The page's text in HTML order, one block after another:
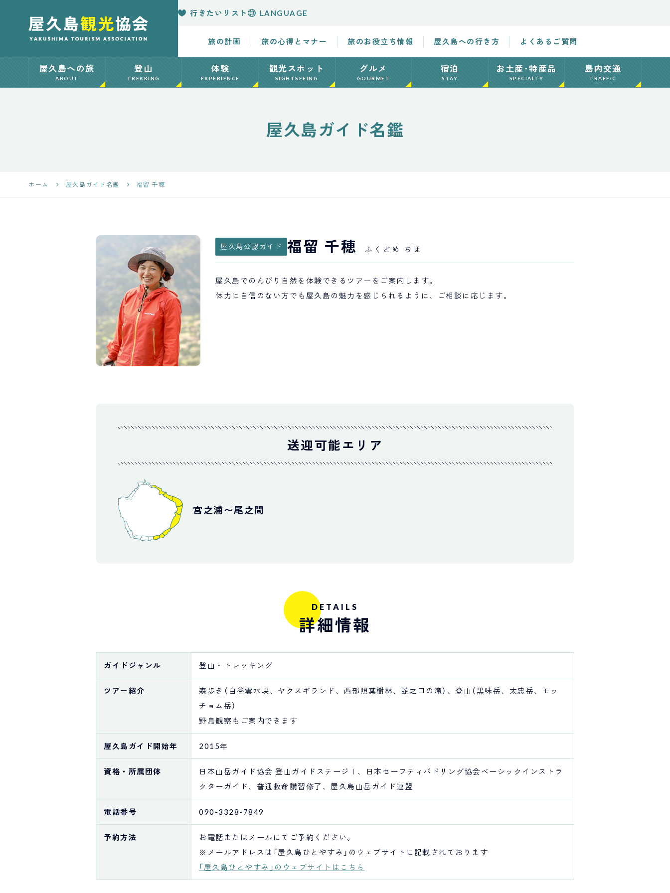
【公式】屋久島
観光協会 世界
Yakushima
行きたいリスト LANGUAGE
旅の計画 旅の心得とマナー 旅のお役立ち情報 屋久島への行き方 よくあるご質問
屋久島への旅
ABOUT
登山
TREKKING
体験
EXPERIENCE
観光スポット
SIGHTSEEING
グルメ
GOURMET
宿泊
STAY
お土産･特産品
SPECIALTY
島内交通
TRAFFIC
屋久島ガイド名鑑
ホーム 屋久島ガイド名鑑 福留 千穂
屋久島公認ガイド 福留 千穂 ふくどめ ちほ
屋久島でのんびり自然を体験できるツアーをご案内します。
体力に自信のない方でも屋久島の魅力を感じられるように、ご相談に応じます。
送迎可能エリア
宮之浦〜尾之間
DETAILS
詳細情報
ガイド ジャンル 登山・トレッキング
ツアー紹介
森歩き（白谷雲水峡、ヤクスギランド、西部照葉樹林、蛇之口の滝）、登山（黒味岳、太忠岳、モッ
チョム岳）
野鳥観察もご案内できます
屋久島ガイド開始年 2015年
資格・ 所属団体
日本山岳ガイド協会 登山ガイドステージⅠ、日本セーフティパドリング協会ベーシックインストラ
クターガイド、普通救命講習修了、屋久島山岳ガイド連盟
電話番号 090-3328-7849
予約方法
お電話またはメールにてご予約ください。
※メールアドレスは「屋久島ひとやすみ」のウェブサイトに記載されております
「屋久島ひとやすみ」のウェブサイトはこちら